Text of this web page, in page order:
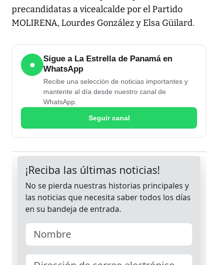
precandidatas a vicealcalde por el Partido
MOLIRENA, Lourdes González y Elsa Güilard.
●
Sigue a La Estrella de Panamá en
WhatsApp
Recibe una selección de noticias importantes y
mantente al día desde nuestro canal de
WhatsApp.
Seguir canal